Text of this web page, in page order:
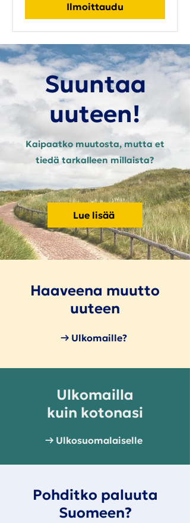
Ilmoittaudu
Suuntaa
uuteen!
Kaipaatko muutosta, mutta et
tiedä tarkalleen millaista?
Lue lisää
Haaveena muutto
uuteen
→ Ulkomaille?
Ulkomailla
kuin kotonasi
→ Ulkosuomalaiselle
Pohditko paluuta
Suomeen?